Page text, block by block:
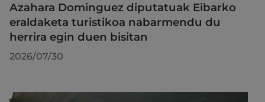
Azahara Dominguez diputatuak Eibarko
eraldaketa turistikoa nabarmendu du
herrira egin duen bisitan
2026/07/30